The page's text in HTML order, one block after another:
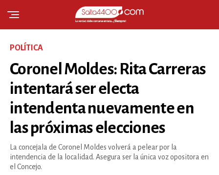
POLÍTICA
Coronel Moldes: Rita Carreras
intentará ser electa
intendenta nuevamente en
las próximas elecciones
La concejala de Coronel Moldes volverá a pelear por la
intendencia de la localidad. Asegura ser la única voz opositora en
el Concejo.